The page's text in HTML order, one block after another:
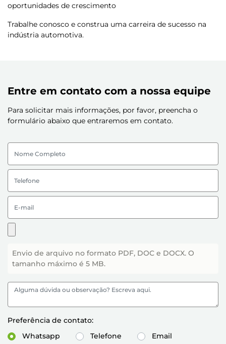
oportunidades de crescimento
Trabalhe conosco e construa uma carreira de sucesso na
indústria automotiva.
Entre em contato com a nossa equipe
Para solicitar mais informações, por favor, preencha o
formulário abaixo que entraremos em contato.
Envio de arquivo no formato PDF, DOC e DOCX. O
tamanho máximo é 5 MB.
Preferência de contato:
Whatsapp
Telefone Email